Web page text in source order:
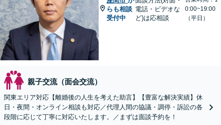
らも相談
受付中
電話・ビデオな
ど)は応相談
0:00~19:00
（平日）
親子交流（面会交流）
関東エリア対応【離婚後の人生を考えた助言】【豊富な解決実績】休
日・夜間・オンライン相談も対応／代理人間の協議・調停・訴訟の各
段階に応じて丁寧に対応いたします。／まずは面談予約を！